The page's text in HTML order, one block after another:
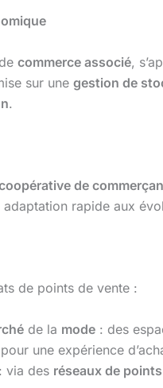
commerce associé,
sur une gestion de
.
de
rapide aux
de points de vente :
de la mode : des
une expérience
: via des réseaux de